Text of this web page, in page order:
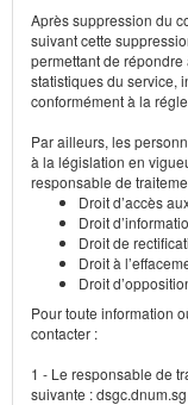
Après suppression du
suivant cette
permettant de
statistiques du service,
conformément à la
Par ailleurs, les
à la législation en
responsable de
Droit d’accès
Droit
Droit de
Droit à
Droit
Pour toute information
contacter :
1 - Le responsable de
suivante : dsgc.dnum.sg